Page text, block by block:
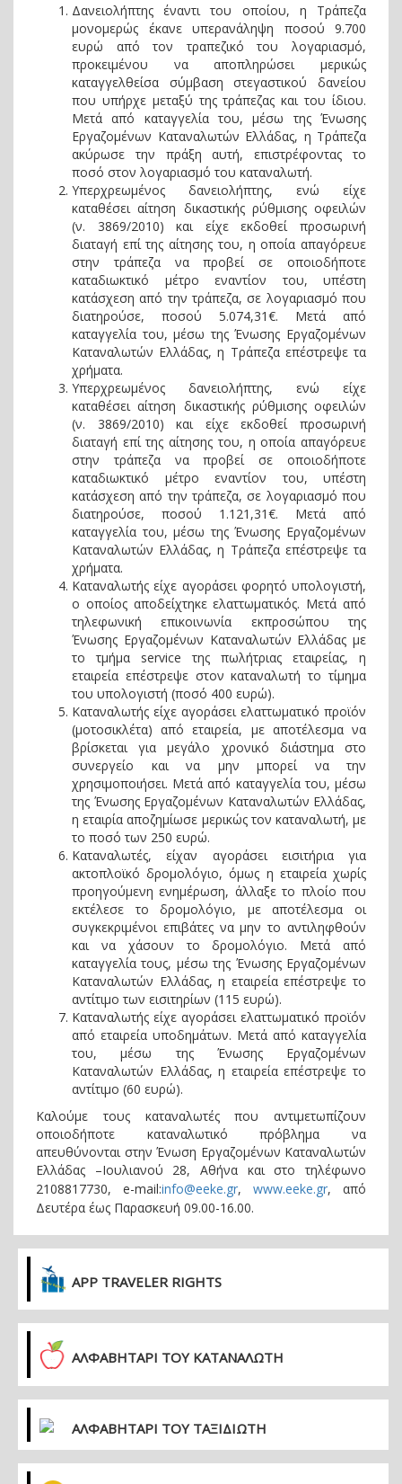
Δανειολήπτης έναντι του οποίου, η Τράπεζα
μονομερώς έκανε υπερανάληψη ποσού 9.700
ευρώ από τον τραπεζικό του λογαριασμό,
προκειμένου να αποπληρώσει μερικώς
καταγγελθείσα σύμβαση στεγαστικού δανείου
που υπήρχε μεταξύ της τράπεζας και του ίδιου.
Μετά από καταγγελία του, μέσω της Ένωσης
Εργαζομένων Καταναλωτών Ελλάδας, η Τράπεζα
ακύρωσε την πράξη αυτή, επιστρέφοντας το
ποσό στον λογαριασμό του καταναλωτή.
Υπερχρεωμένος δανειολήπτης, ενώ είχε
καταθέσει αίτηση δικαστικής ρύθμισης οφειλών
(ν. 3869/2010) και είχε εκδοθεί προσωρινή
διαταγή επί της αίτησης του, η οποία απαγόρευε
στην τράπεζα να προβεί σε οποιοδήποτε
καταδιωκτικό μέτρο εναντίον του, υπέστη
κατάσχεση από την τράπεζα, σε λογαριασμό που
διατηρούσε, ποσού 5.074,31€. Μετά από
καταγγελία του, μέσω της Ένωσης Εργαζομένων
Καταναλωτών Ελλάδας, η Τράπεζα επέστρεψε τα
χρήματα.
Υπερχρεωμένος δανειολήπτης, ενώ είχε
καταθέσει αίτηση δικαστικής ρύθμισης οφειλών
(ν. 3869/2010) και είχε εκδοθεί προσωρινή
διαταγή επί της αίτησης του, η οποία απαγόρευε
στην τράπεζα να προβεί σε οποιοδήποτε
καταδιωκτικό μέτρο εναντίον του, υπέστη
κατάσχεση από την τράπεζα, σε λογαριασμό που
διατηρούσε, ποσού 1.121,31€. Μετά από
καταγγελία του, μέσω της Ένωσης Εργαζομένων
Καταναλωτών Ελλάδας, η Τράπεζα επέστρεψε τα
χρήματα.
Καταναλωτής είχε αγοράσει φορητό υπολογιστή,
ο οποίος αποδείχτηκε ελαττωματικός. Μετά από
τηλεφωνική επικοινωνία εκπροσώπου της
Ένωσης Εργαζομένων Καταναλωτών Ελλάδας με
το τμήμα service της πωλήτριας εταιρείας, η
εταιρεία επέστρεψε στον καταναλωτή το τίμημα
του υπολογιστή (ποσό 400 ευρώ).
Καταναλωτής είχε αγοράσει ελαττωματικό προϊόν
(μοτοσικλέτα) από εταιρεία, με αποτέλεσμα να
βρίσκεται για μεγάλο χρονικό διάστημα στο
συνεργείο και να μην μπορεί να την
χρησιμοποιήσει. Μετά από καταγγελία του, μέσω
της Ένωσης Εργαζομένων Καταναλωτών Ελλάδας,
η εταιρία αποζημίωσε μερικώς τον καταναλωτή, με
το ποσό των 250 ευρώ.
Καταναλωτές, είχαν αγοράσει εισιτήρια για
ακτοπλοϊκό δρομολόγιο, όμως η εταιρεία χωρίς
προηγούμενη ενημέρωση, άλλαξε το πλοίο που
εκτέλεσε το δρομολόγιο, με αποτέλεσμα οι
συγκεκριμένοι επιβάτες να μην το αντιληφθούν
και να χάσουν το δρομολόγιο. Μετά από
καταγγελία τους, μέσω της Ένωσης Εργαζομένων
Καταναλωτών Ελλάδας, η εταιρεία επέστρεψε το
αντίτιμο των εισιτηρίων (115 ευρώ).
Καταναλωτής είχε αγοράσει ελαττωματικό προϊόν
από εταιρεία υποδημάτων. Μετά από καταγγελία
του, μέσω της Ένωσης Εργαζομένων
Καταναλωτών Ελλάδας, η εταιρεία επέστρεψε το
αντίτιμο (60 ευρώ).
Καλούμε τους καταναλωτές που αντιμετωπίζουν
οποιοδήποτε καταναλωτικό πρόβλημα να
απευθύνονται στην Ένωση Εργαζομένων Καταναλωτών
Ελλάδας –Ιουλιανού 28, Αθήνα και στο τηλέφωνο
2108817730, e-mail:info@eeke.gr, www.eeke.gr, από
Δευτέρα έως Παρασκευή 09.00-16.00.
APP TRAVELER RIGHTS
ΑΛΦΑΒΗΤΑΡΙ ΤΟΥ ΚΑΤΑΝΑΛΩΤΗ
ΑΛΦΑΒΗΤΑΡΙ ΤΟΥ ΤΑΞΙΔΙΩΤΗ